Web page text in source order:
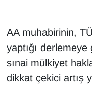
AA muhabirinin,
yaptığı
sınai mülkiyet
dikkat çekici artış
Kadın